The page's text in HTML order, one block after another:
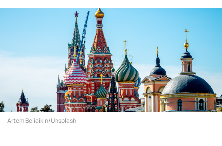
Artem Beliaikin/Unsplash